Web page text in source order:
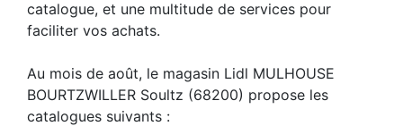
catalogue, et une multitude de services pour
faciliter vos achats.
Au mois de août, le magasin Lidl MULHOUSE
BOURTZWILLER Soultz (68200) propose les
catalogues suivants :